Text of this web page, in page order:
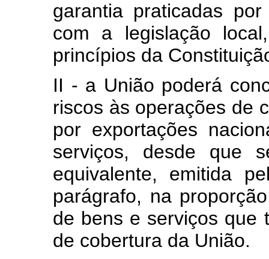
garantia praticadas
com a legislação
princípios da
II - a União poderá
riscos às operações de
por exportações
serviços, desde que
equivalente, emitida
parágrafo, na
de bens e serviços que
de cobertura da União.